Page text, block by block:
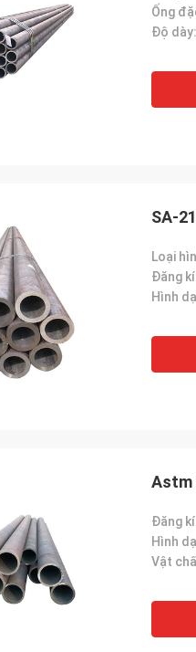
Ống
Độ dày:
SA-
Loại
Đăng
Hình
Astm
Đăng
Hình
Vật